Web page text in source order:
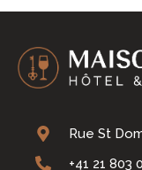
Rue St
+41 21 803